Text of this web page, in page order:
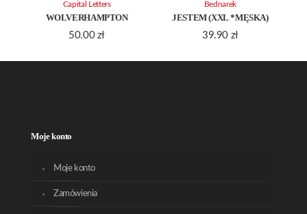
WOLVERHAMPTON
50.00 zł
Capital Letters
JESTEM (XXL *MĘSKA)
39.90 zł
Bednarek
Moje konto
Moje konto
Zamówienia